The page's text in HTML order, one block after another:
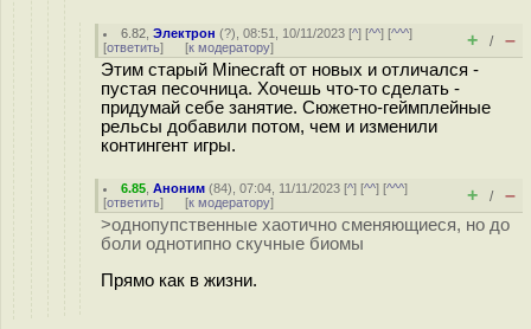
6.82 ,Электрон (?), 08:51, 10/11/2023 [^] [^^] [^^^]
[ответить] [к модератору] + / –
Этим старый Minecraft от новых и отличался -
пустая песочница. Хочешь что-то сделать -
придумай себе занятие. Сюжетно-геймплейные
рельсы добавили потом, чем и изменили
контингент игры.
6.85 ,Аноним (84), 07:04, 11/11/2023 [^] [^^] [^^^]
[ответить] [к модератору] + / –
>однопупственные хаотично сменяющиеся, но до
боли однотипно скучные биомы
Прямо как в жизни.